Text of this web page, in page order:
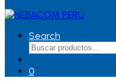
Search
Buscar
por:
0